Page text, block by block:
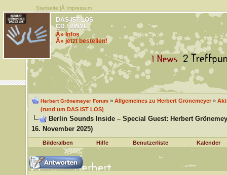
Startseite |Â Impressum
DAS IST LOS
CD / VINYL
Â» Infos
Â» jetzt bestellen!
Herbert Grönemeyer Forum» Allgemeines zu Herbert Grönemeyer»
(rund um DAS IST LOS)
Berlin Sounds Inside – Special Guest: Herbert
16. November 2025)
Bilderalben Hilfe Benutzerliste Kalender